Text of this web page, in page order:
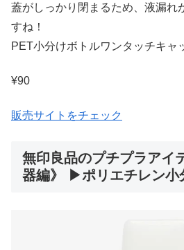
蓋がしっかり閉まるため、液漏れ
すね！
PET小分けボトルワンタッチキャ
¥90
販売サイトをチェック
無印良品のプチプラアイ
器編》 ▶ポリエチレン小